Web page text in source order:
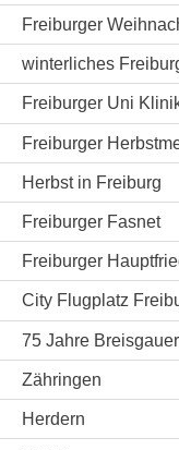
Freiburger
winterliches
Freiburger Uni
Freiburger
Herbst in Freiburg
Freiburger Fasnet
Freiburger
City Flugplatz
75 Jahre
Zähringen
Herdern